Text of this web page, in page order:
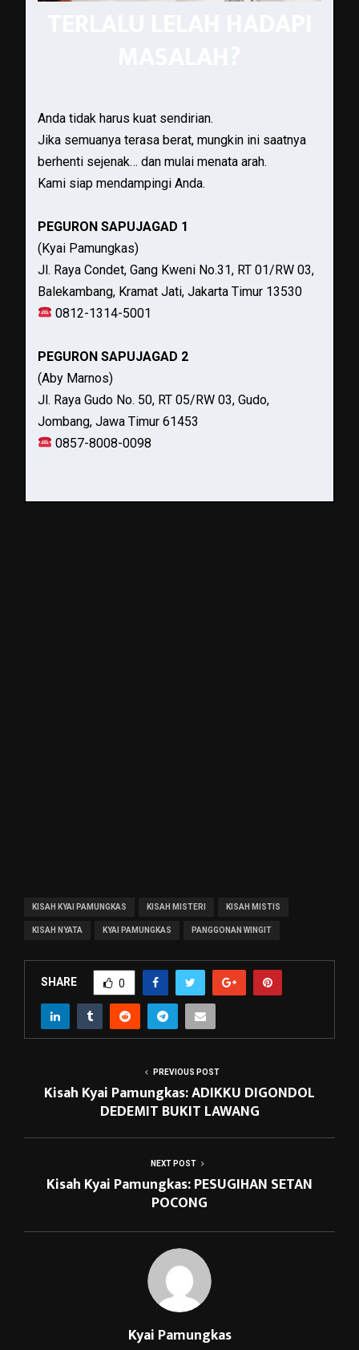
Anda tidak harus kuat sendirian.
Jika semuanya terasa berat, mungkin ini saatnya
berhenti sejenak… dan mulai menata arah.
Kami siap mendampingi Anda.
PEGURON SAPUJAGAD 1
(Kyai Pamungkas)
Jl. Raya Condet, Gang Kweni No.31, RT 01/RW 03,
Balekambang, Kramat Jati, Jakarta Timur 13530
0812-1314-5001
PEGURON SAPUJAGAD 2
(Aby Marnos)
Jl. Raya Gudo No. 50, RT 05/RW 03, Gudo,
Jombang, Jawa Timur 61453
0857-8008-0098
KISAH KYAI PAMUNGKAS KISAH MISTERI KISAH MISTIS
KISAH NYATA KYAI PAMUNGKAS PANGGONAN WINGIT
SHARE 0
PREVIOUS POST
Kisah Kyai Pamungkas: ADIKKU DIGONDOL
DEDEMIT BUKIT LAWANG
NEXT POST
Kisah Kyai Pamungkas: PESUGIHAN SETAN
POCONG
Kyai Pamungkas